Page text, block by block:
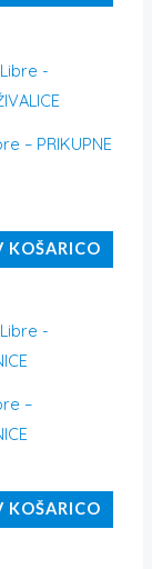
– PRIKUPNE
KOŠARICO
–
KOŠARICO